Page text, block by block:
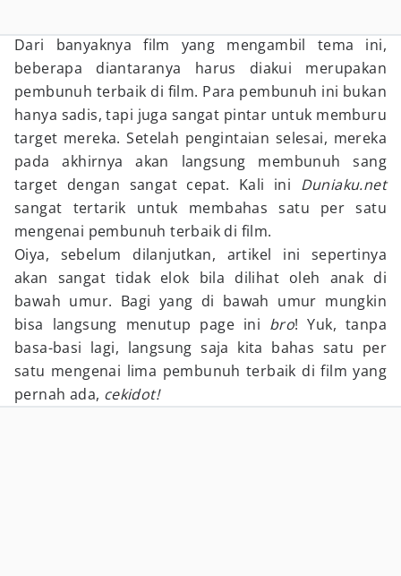
Dari banyaknya film yang mengambil tema ini,
beberapa diantaranya harus diakui merupakan
pembunuh terbaik di film. Para pembunuh ini bukan
hanya sadis, tapi juga sangat pintar untuk memburu
target mereka. Setelah pengintaian selesai, mereka
pada akhirnya akan langsung membunuh sang
target dengan sangat cepat. Kali ini Duniaku.net
sangat tertarik untuk membahas satu per satu
mengenai pembunuh terbaik di film.
Oiya, sebelum dilanjutkan, artikel ini sepertinya
akan sangat tidak elok bila dilihat oleh anak di
bawah umur. Bagi yang di bawah umur mungkin
bisa langsung menutup page ini bro! Yuk, tanpa
basa-basi lagi, langsung saja kita bahas satu per
satu mengenai lima pembunuh terbaik di film yang
pernah ada, cekidot!